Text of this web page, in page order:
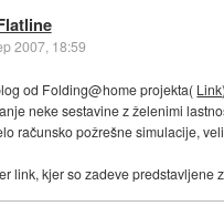
2007, 18:59
od Folding@home projekta( Link
neke sestavine z želenimi
računsko požrešne simulacije,
link, kjer so zadeve predstavljene